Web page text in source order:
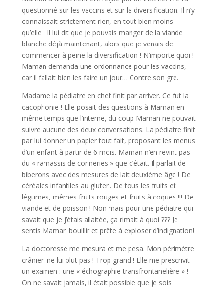
questionné sur les vaccins et sur la diversification. Il n’y
connaissait strictement rien, en tout bien moins
qu’elle ! Il lui dit que je pouvais manger de la viande
blanche déjà maintenant, alors que je venais de
commencer à peine la diversification ! N’importe quoi !
Maman demanda une ordonnance pour les vaccins,
car il fallait bien les faire un jour… Contre son gré.
Madame la pédiatre en chef finit par arriver. Ce fut la
cacophonie ! Elle posait des questions à Maman en
même temps que l’interne, du coup Maman ne pouvait
suivre aucune des deux conversations. La pédiatre finit
par lui donner un papier tout fait, proposant les menus
d’un enfant à partir de 6 mois. Maman n’en revint pas
du « ramassis de conneries » que c’était. Il parlait de
biberons avec des mesures de lait deuxième âge ! De
céréales infantiles au gluten. De tous les fruits et
légumes, mêmes fruits rouges et fruits à coques !!! De
viande et de poisson ! Non mais pour une pédiatre qui
savait que je j’étais allaitée, ça rimait à quoi ??? Je
sentis Maman bouillir et prête à exploser d’indignation!
La doctoresse me mesura et me pesa. Mon périmètre
crânien ne lui plut pas ! Trop grand ! Elle me prescrivit
un examen : une « échographie transfrontanelière » !
On ne savait jamais, il était possible que je sois